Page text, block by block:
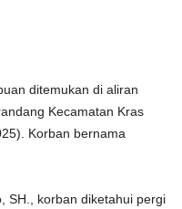
ditemukan di aliran
Kecamatan Kras
Korban bernama
SH., korban diketahui pergi